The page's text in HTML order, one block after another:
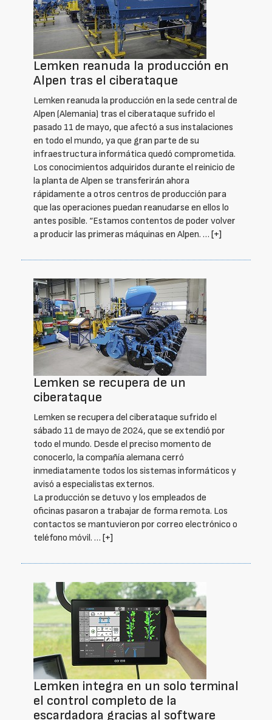
Lemken reanuda la producción en
Alpen tras el ciberataque
Lemken reanuda la producción en la sede central de
Alpen (Alemania) tras el ciberataque sufrido el
pasado 11 de mayo, que afectó a sus instalaciones
en todo el mundo, ya que gran parte de su
infraestructura informática quedó comprometida.
Los conocimientos adquiridos durante el reinicio de
la planta de Alpen se transferirán ahora
rápidamente a otros centros de producción para
que las operaciones puedan reanudarse en ellos lo
antes posible. “Estamos contentos de poder volver
a producir las primeras máquinas en Alpen. … [+]
Lemken se recupera de un
ciberataque
Lemken se recupera del ciberataque sufrido el
sábado 11 de mayo de 2024, que se extendió por
todo el mundo. Desde el preciso momento de
conocerlo, la compañía alemana cerró
inmediatamente todos los sistemas informáticos y
avisó a especialistas externos.
La producción se detuvo y los empleados de
oficinas pasaron a trabajar de forma remota. Los
contactos se mantuvieron por correo electrónico o
teléfono móvil. … [+]
Lemken integra en un solo terminal
el control completo de la
escardadora gracias al software